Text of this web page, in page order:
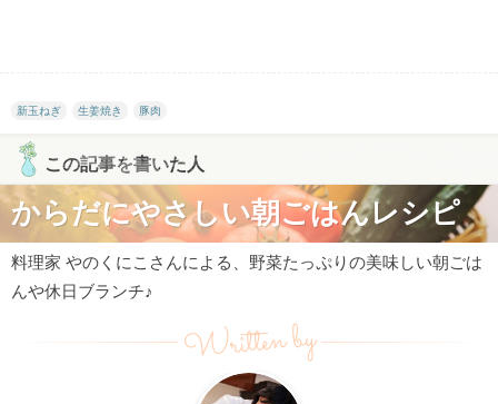
新玉ねぎ 生姜焼き 豚肉
この記事を書いた人
からだにやさしい朝ごはんレシピ
料理家 やのくにこさんによる、野菜たっぷりの美味しい朝ごは
んや休日ブランチ♪
Written by